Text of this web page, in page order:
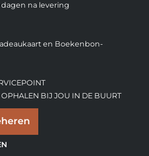
na levering
en Boekenbon-
OPHALEN BIJ JOU IN DE BUURT